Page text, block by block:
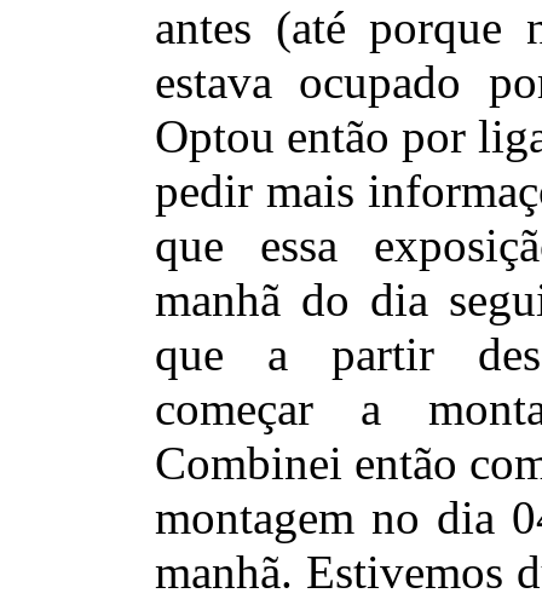
antes (até porque
estava ocupado
Optou então por
pedir mais
que essa
manhã do dia
que a partir
começar a
Combinei então
montagem no dia
manhã. Estivemos